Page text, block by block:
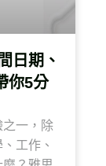
日期、
你5分
之一，除
工作、